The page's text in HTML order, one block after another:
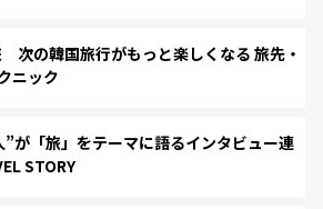
の韓国旅行がもっと楽しくなる 旅先・
ニック
が「旅」をテーマに語るインタビュー連
STORY